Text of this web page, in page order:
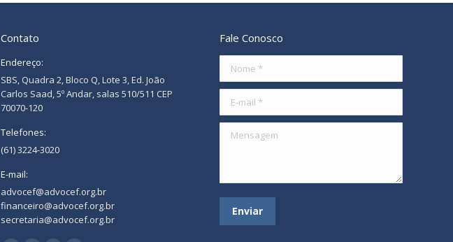
Contato
Endereço:
SBS, Quadra 2, Bloco Q, Lote 3, Ed. João
Carlos Saad, 5º Andar, salas 510/511 CEP
70070-120
Telefones:
(61) 3224-3020
E-mail:
advocef@advocef.org.br
financeiro@advocef.org.br
secretaria@advocef.org.br
Fale Conosco
Mensagem
Enviar